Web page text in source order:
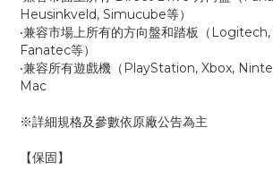
Heusinkveld, Simucube等）
‧兼容市場上所有的方向盤和踏板（
Fanatec等）
‧兼容所有遊戲機（PlayStation, Xbox,
Mac
※詳細規格及參數依原廠公告為主
【保固】